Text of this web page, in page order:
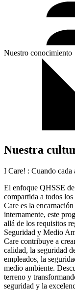
Nuestro conocimiento
Nuestra
I Care! : Cuando cada
El enfoque QHSSE
compartida a todos
Care es la
internamente, este
allá de los requisitos
Seguridad y Medio
Care contribuye a
calidad, la seguridad
empleados, la
medio ambiente.
terreno y
seguridad y la